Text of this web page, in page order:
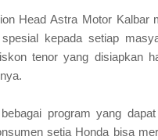
Head Astra Motor Kalbar
kepada setiap
tenor yang disiapkan
program yang
setia Honda bisa